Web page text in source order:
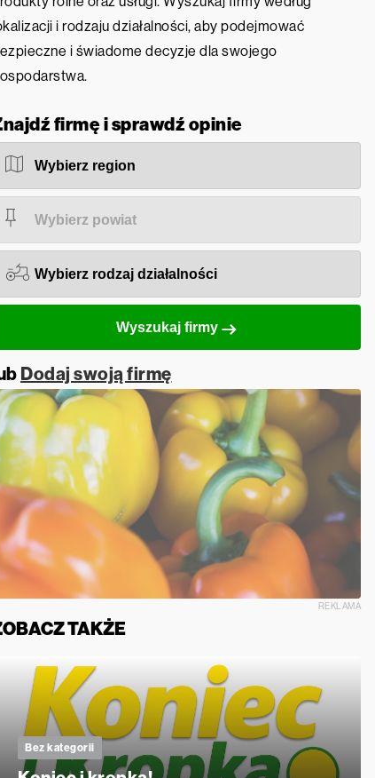
i rodzaju działalności, aby podejmować
i świadome decyzje dla swojego
firmę i sprawdź opinie
Wyszukaj firmy
Dodaj swoją firmę
REKLAMA
TAKŻE
Bez kategorii